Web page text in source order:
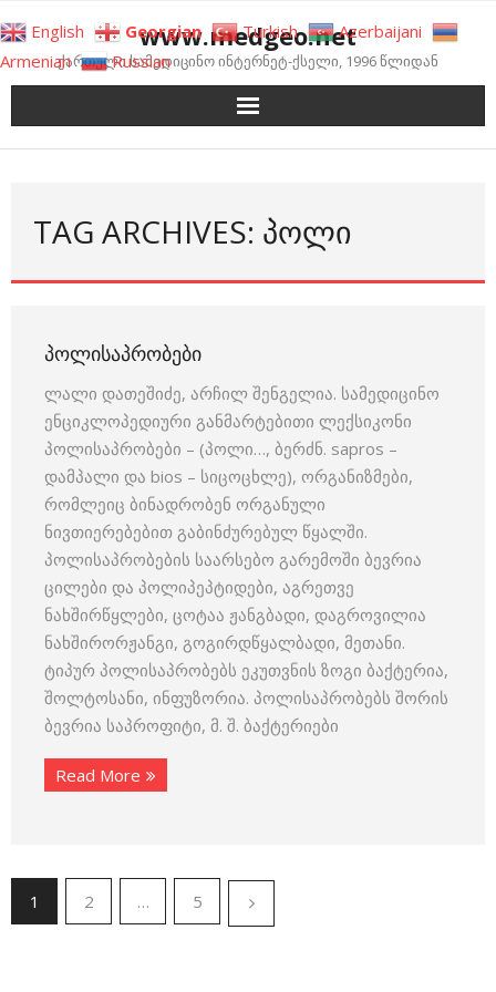
to
content
www.medgeo.net
ქართული სამედიცინო ინტერნეტ-ქსელი, 1996 წლიდან
TAG ARCHIVES: ᲞᲝᲚᲘ
ᲞᲝᲚᲘᲡᲐᲞᲠᲝᲑᲔᲑᲘ
ლალი დათეშიძე, არჩილ შენგელია. სამედიცინო
ენციკლოპედიური განმარტებითი ლექსიკონი
პოლისაპრობები – (პოლი…, ბერძნ. sapros –
დამპალი და bios – სიცოცხლე), ორგანიზმები,
რომლეიც ბინადრობენ ორგანული
ნივთიერებებით გაბინძურებულ წყალში.
პოლისაპრობების საარსებო გარემოში ბევრია
ცილები და პოლიპეპტიდები, აგრეთვე
ნახშირწყლები, ცოტაა ჟანგბადი, დაგროვილია
ნახშირორჟანგი, გოგირდწყალბადი, მეთანი.
ტიპურ პოლისაპრობებს ეკუთვნის ზოგი ბაქტერია,
შოლტოსანი, ინფუზორია. პოლისაპრობებს შორის
ბევრია საპროფიტი, მ. შ. ბაქტერიები
Read More
1 2 … 5
English Georgian Turkish
Azerbaijani
Armenian
Russian